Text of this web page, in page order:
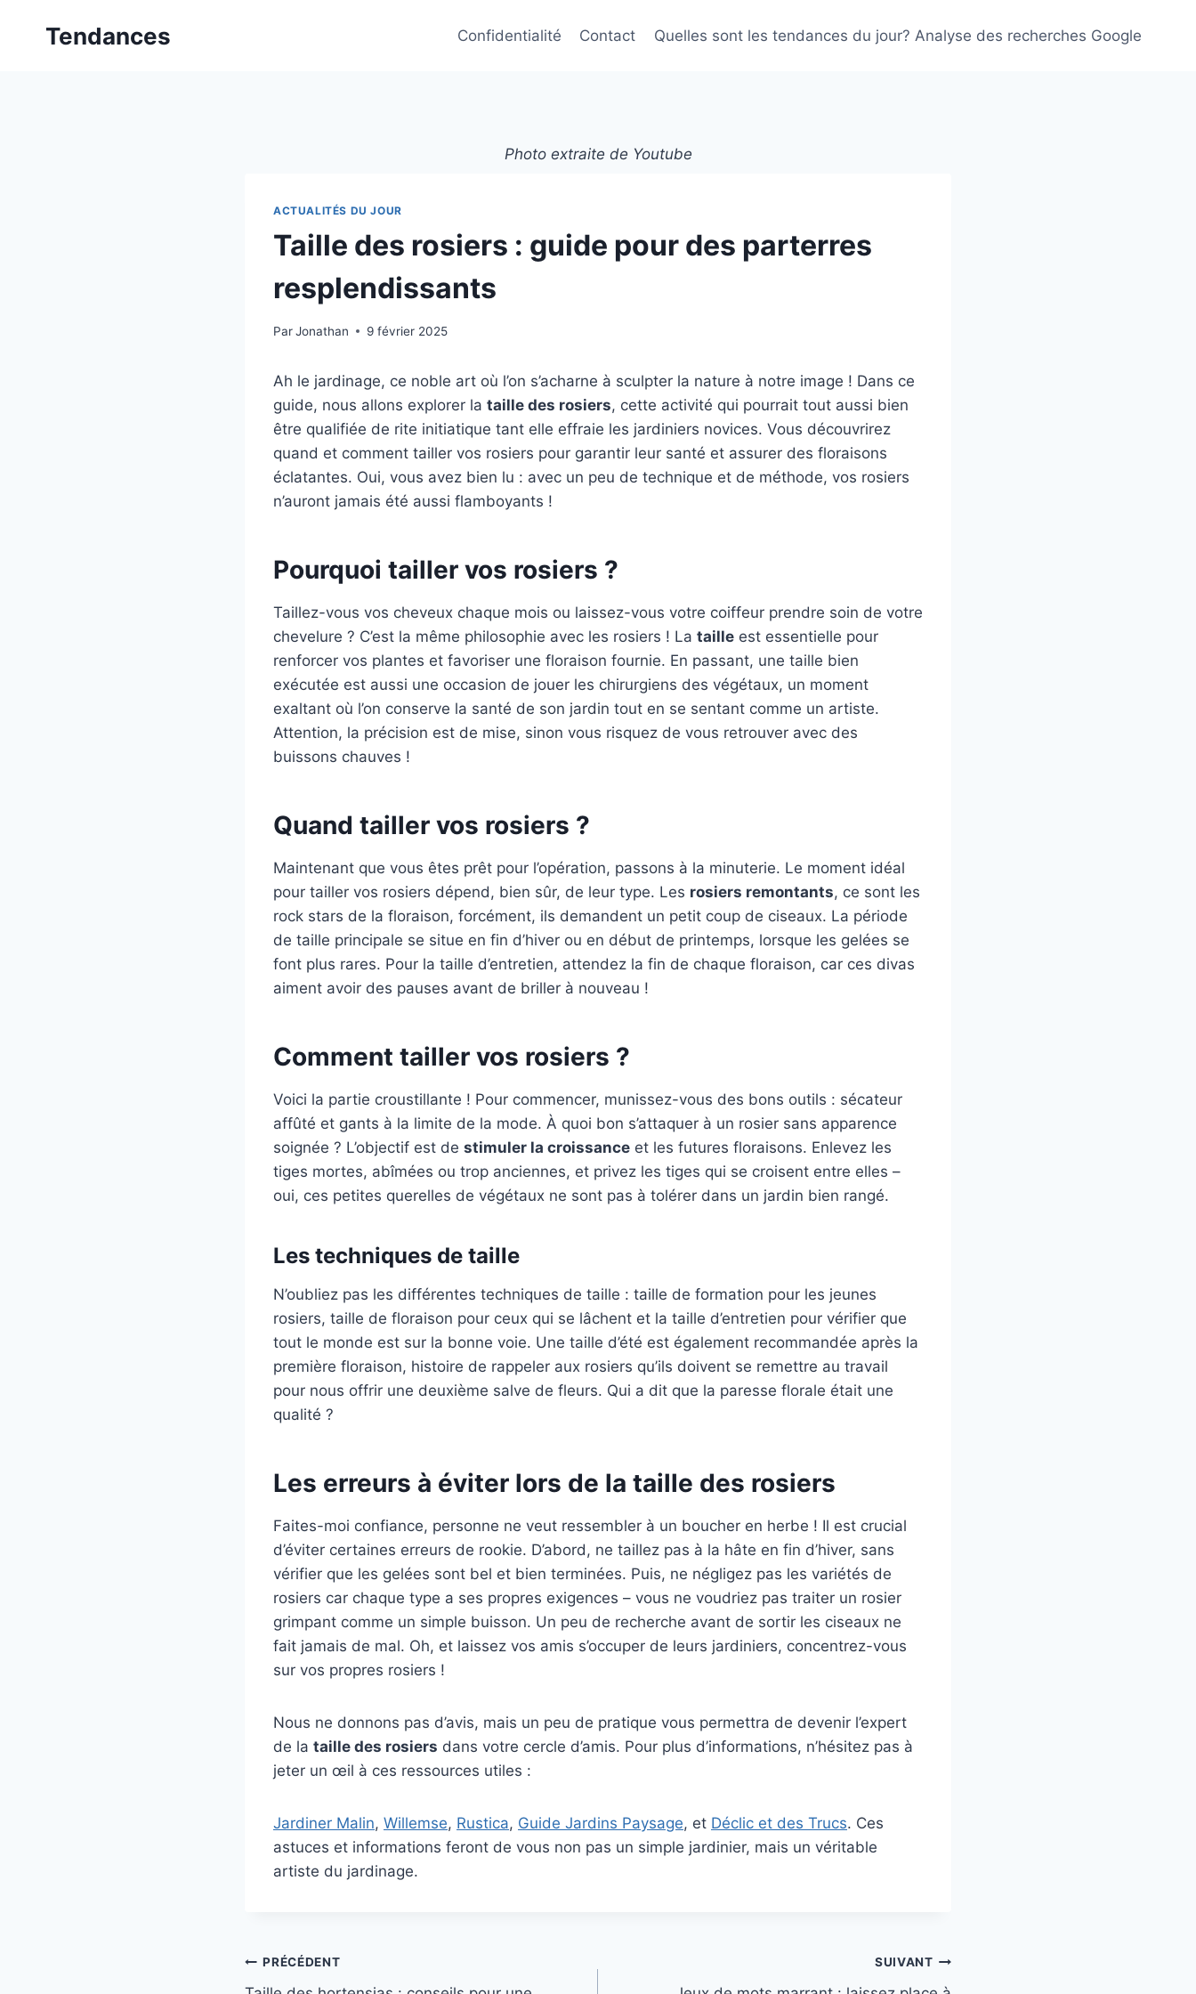
Tendances Confidentialité Contact Quelles sont les tendances du jour? Analyse des recherches Google
Photo extraite de Youtube
ACTUALITÉS DU JOUR
Taille des rosiers : guide pour des parterres
resplendissants
ParJonathan 9 février 2025
Ah le jardinage, ce noble art où l’on s’acharne à sculpter la nature à notre image ! Dans ce
guide, nous allons explorer la taille des rosiers, cette activité qui pourrait tout aussi bien
être qualifiée de rite initiatique tant elle effraie les jardiniers novices. Vous découvrirez
quand et comment tailler vos rosiers pour garantir leur santé et assurer des floraisons
éclatantes. Oui, vous avez bien lu : avec un peu de technique et de méthode, vos rosiers
n’auront jamais été aussi flamboyants !
Pourquoi tailler vos rosiers ?
Taillez-vous vos cheveux chaque mois ou laissez-vous votre coiffeur prendre soin de votre
chevelure ? C’est la même philosophie avec les rosiers ! La taille est essentielle pour
renforcer vos plantes et favoriser une floraison fournie. En passant, une taille bien
exécutée est aussi une occasion de jouer les chirurgiens des végétaux, un moment
exaltant où l’on conserve la santé de son jardin tout en se sentant comme un artiste.
Attention, la précision est de mise, sinon vous risquez de vous retrouver avec des
buissons chauves !
Quand tailler vos rosiers ?
Maintenant que vous êtes prêt pour l’opération, passons à la minuterie. Le moment idéal
pour tailler vos rosiers dépend, bien sûr, de leur type. Les rosiers remontants, ce sont les
rock stars de la floraison, forcément, ils demandent un petit coup de ciseaux. La période
de taille principale se situe en fin d’hiver ou en début de printemps, lorsque les gelées se
font plus rares. Pour la taille d’entretien, attendez la fin de chaque floraison, car ces divas
aiment avoir des pauses avant de briller à nouveau !
Comment tailler vos rosiers ?
Voici la partie croustillante ! Pour commencer, munissez-vous des bons outils : sécateur
affûté et gants à la limite de la mode. À quoi bon s’attaquer à un rosier sans apparence
soignée ? L’objectif est de stimuler la croissance et les futures floraisons. Enlevez les
tiges mortes, abîmées ou trop anciennes, et privez les tiges qui se croisent entre elles –
oui, ces petites querelles de végétaux ne sont pas à tolérer dans un jardin bien rangé.
Les techniques de taille
N’oubliez pas les différentes techniques de taille : taille de formation pour les jeunes
rosiers, taille de floraison pour ceux qui se lâchent et la taille d’entretien pour vérifier que
tout le monde est sur la bonne voie. Une taille d’été est également recommandée après la
première floraison, histoire de rappeler aux rosiers qu’ils doivent se remettre au travail
pour nous offrir une deuxième salve de fleurs. Qui a dit que la paresse florale était une
qualité ?
Les erreurs à éviter lors de la taille des rosiers
Faites-moi confiance, personne ne veut ressembler à un boucher en herbe ! Il est crucial
d’éviter certaines erreurs de rookie. D’abord, ne taillez pas à la hâte en fin d’hiver, sans
vérifier que les gelées sont bel et bien terminées. Puis, ne négligez pas les variétés de
rosiers car chaque type a ses propres exigences – vous ne voudriez pas traiter un rosier
grimpant comme un simple buisson. Un peu de recherche avant de sortir les ciseaux ne
fait jamais de mal. Oh, et laissez vos amis s’occuper de leurs jardiniers, concentrez-vous
sur vos propres rosiers !
Nous ne donnons pas d’avis, mais un peu de pratique vous permettra de devenir l’expert
de la taille des rosiers dans votre cercle d’amis. Pour plus d’informations, n’hésitez pas à
jeter un œil à ces ressources utiles :
Jardiner Malin, Willemse, Rustica, Guide Jardins Paysage, et Déclic et des Trucs. Ces
astuces et informations feront de vous non pas un simple jardinier, mais un véritable
artiste du jardinage.
Navigation
PRÉCÉDENT SUIVANT